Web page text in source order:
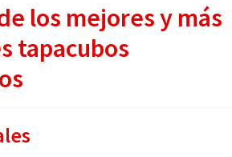
los mejores y más
tapacubos